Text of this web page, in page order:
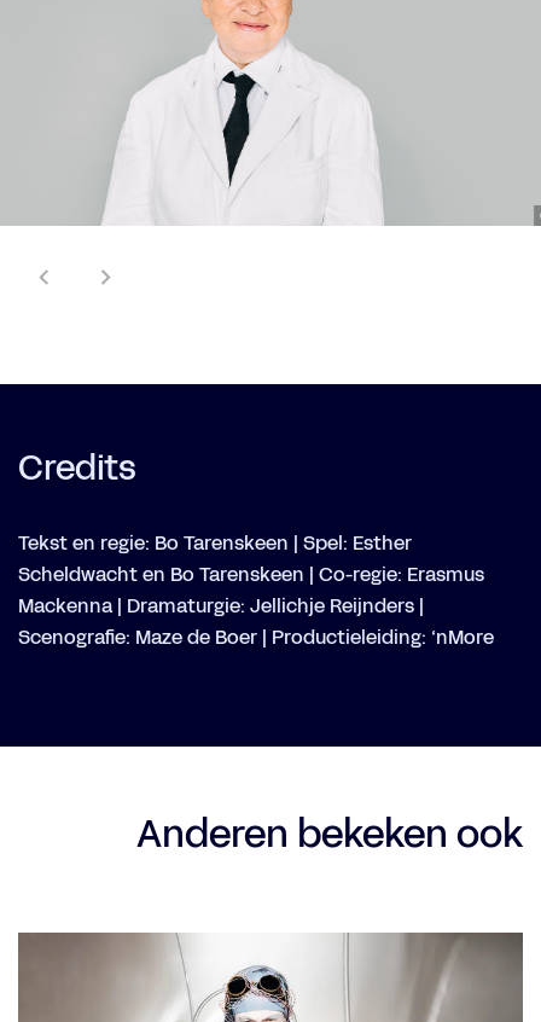
Credits
Tekst en regie: Bo Tarenskeen | Spel: Esther
Scheldwacht en Bo Tarenskeen | Co-regie: Erasmus
Mackenna | Dramaturgie: Jellichje Reijnders |
Scenografie: Maze de Boer | Productieleiding: ‘nMore
Anderen bekeken ook